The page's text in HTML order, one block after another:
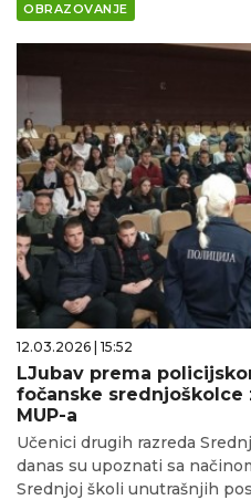
OBRAZOVANJE
12.03.2026 | 15:52
LJubav prema
fočanske srednjoškolce
MUP-a
Učenici drugih razreda
danas su upoznati sa
Srednjoj školi unutrašnjih